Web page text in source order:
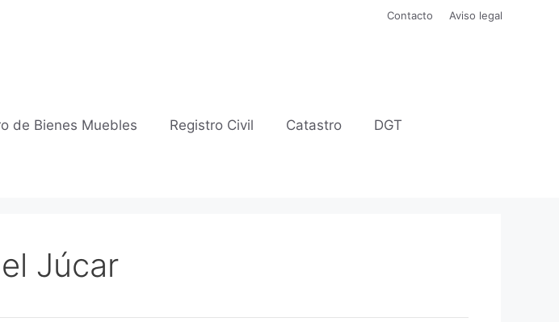
Contacto Aviso legal
de Bienes Muebles Registro Civil Catastro DGT
Júcar